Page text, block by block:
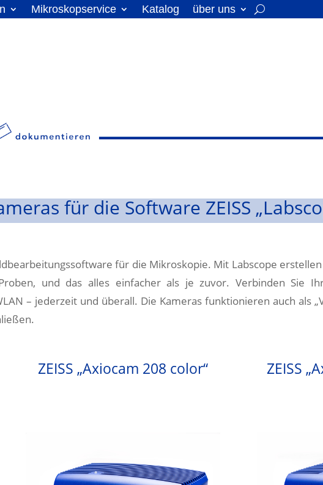
Mikroskopservice Katalog über uns
für die Software ZEISS
für die Mikroskopie. Mit Labscope
und das alles einfacher als je zuvor. Verbinden Sie
– jederzeit und überall. Die Kameras funktionieren auch als
ZEISS „Axiocam 208 color“ ZEISS